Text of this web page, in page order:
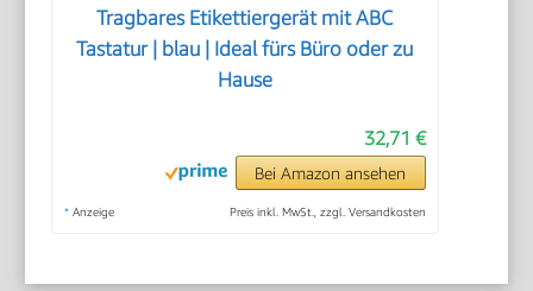
Tragbares Etikettiergerät mit ABC
Tastatur | blau | Ideal fürs Büro oder zu
Hause
32,71 €
Bei Amazon ansehen
* Anzeige Preis inkl. MwSt., zzgl. Versandkosten